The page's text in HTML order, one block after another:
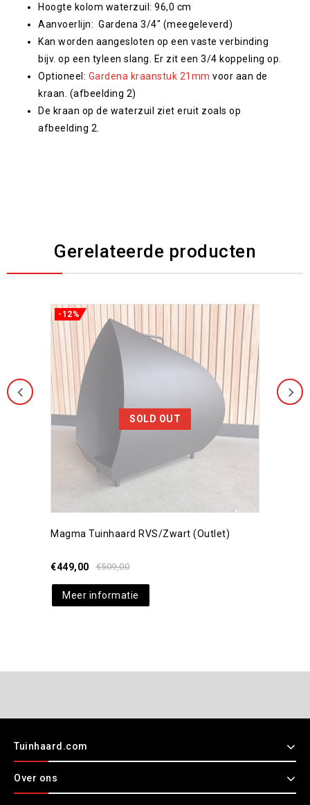
Hoogte kolom waterzuil: 96,0 cm
Aanvoerlijn: Gardena 3/4″ (meegeleverd)
Kan worden aangesloten op een vaste verbinding
bijv. op een tyleen slang. Er zit een 3/4 koppeling op.
Optioneel: Gardena kraanstuk 21mm voor aan de
kraan. (afbeelding 2)
De kraan op de waterzuil ziet eruit zoals op
afbeelding 2.
Gerelateerde producten
SOLD OUT
-12%
Magma Tuinhaard RVS/zwart (Outlet)
€509,00
€449,00
Meer informatie
Tuinhaard.com
Over ons